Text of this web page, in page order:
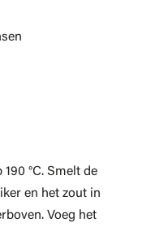
°C. Smelt de
en het zout in
Voeg het